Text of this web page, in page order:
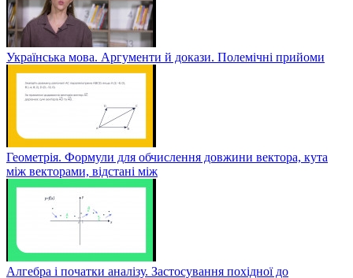
Українська мова. Аргументи й докази. Полемічні прийоми
Геометрія. Формули для обчислення довжини вектора, кута
між векторами, відстані між
Алгебра і початки аналізу. Застосування похідної до